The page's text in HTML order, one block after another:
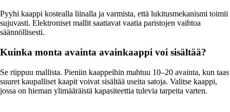
Pyyhi kaappi kostealla liinalla ja varmista, että lukitusmekanismi toimii
sujuvasti. Elektroniset mallit saattavat vaatia paristojen vaihtoa
säännöllisesti.
Kuinka monta avainta avainkaappi voi sisältää?
Se riippuu mallista. Pieniin kaappeihin mahtuu 10–20 avainta, kun taas
suuret kaupalliset kaapit voivat sisältää useita satoja. Valitse kaappi,
jossa on hieman ylimääräistä kapasiteettia tulevia tarpeita varten.